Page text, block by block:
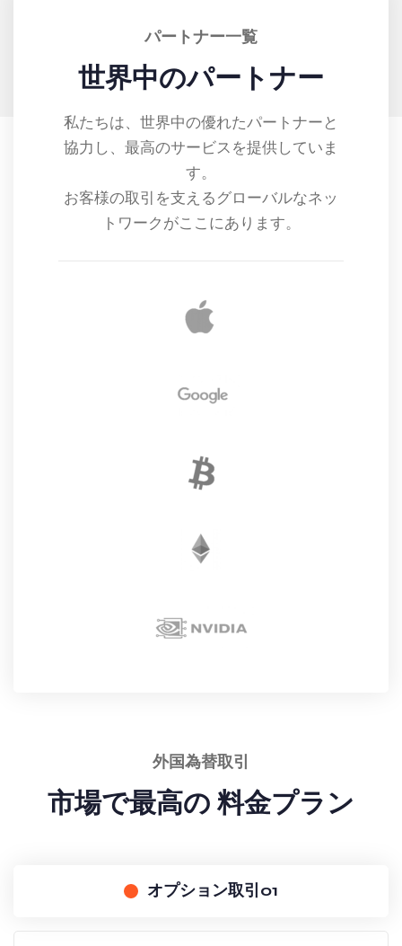
パートナー一覧
世界中のパートナー
私たちは、世界中の優れたパートナーと
協力し、最高のサービスを提供していま
す。
お客様の取引を支えるグローバルなネッ
トワークがここにあります。
外国為替取引
市場で最高の 料金プラン
オプション取引01